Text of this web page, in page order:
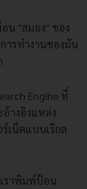
น "สมอง" ของ
ารทำงานของมัน
Engine ที่
างอิงแหล่ง
เน็ตแบบเรียล
ราพิมพ์ป้อน